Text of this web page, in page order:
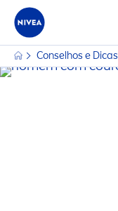
Conselhos e Dicas